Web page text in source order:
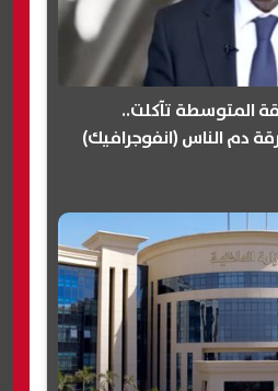
المتوسطة تآكلت..
دم الناس (انفوجرافيك)